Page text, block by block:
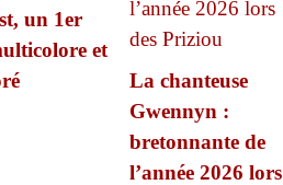
un 1er
et
La chanteuse
Gwennyn :
bretonnante de
l’année 2026 lors